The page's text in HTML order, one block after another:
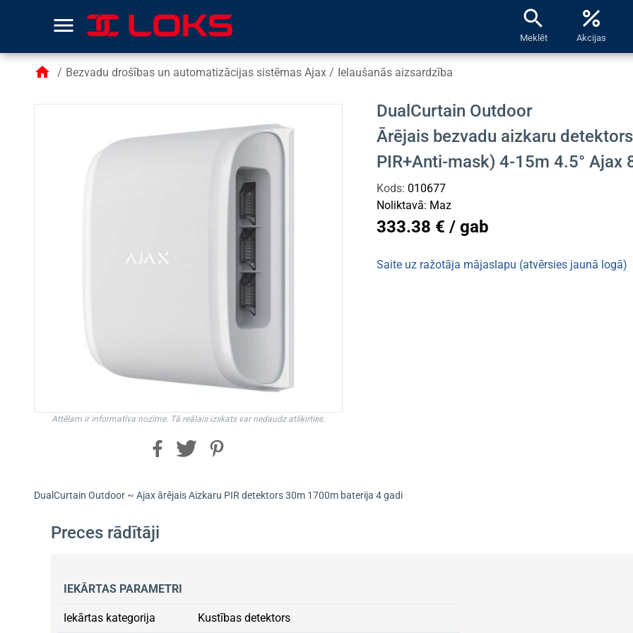
menu search
Meklēt
percent
Akcijas
home / Bezvadu drošības un automatizācijas sistēmas Ajax / Ielaušanās aizsardzība
Attēlam ir informatīva nozīme. Tā reālais izskats var nedaudz atšķirties.
DualCurtain Outdoor
Ārējais bezvadu aizkaru
PIR+Anti-mask) 4-15m 4.5° Ajax
Kods: 010677
Noliktavā: Maz
333.38 € / gab
Saite uz ražotāja mājaslapu (atvērsies jaunā logā)
DualCurtain Outdoor ~ Ajax ārējais Aizkaru PIR detektors 30m 1700m baterija 4 gadi
Preces rādītāji
IEKĀRTAS PARAMETRI
Iekārtas kategorija Kustības detektors